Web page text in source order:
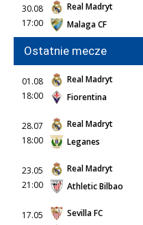
30.08
17:00
Real Madryt
Malaga CF
Ostatnie mecze
01.08
18:00
Real Madryt
Fiorentina
28.07
18:00
Real Madryt
Leganes
23.05
21:00
Real Madryt
Athletic Bilbao
17.05
Sevilla FC